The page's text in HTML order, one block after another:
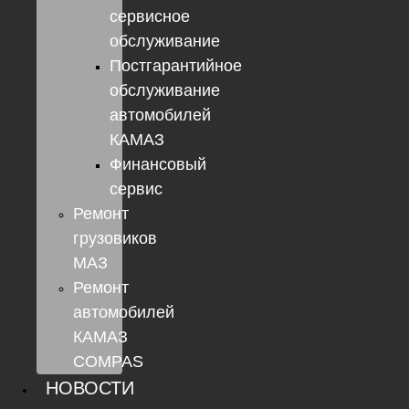
сервисное
обслуживание
Постгарантийное
обслуживание
автомобилей
КАМАЗ
Финансовый
сервис
Ремонт
грузовиков
МАЗ
Ремонт
автомобилей
КАМАЗ
COMPAS
НОВОСТИ